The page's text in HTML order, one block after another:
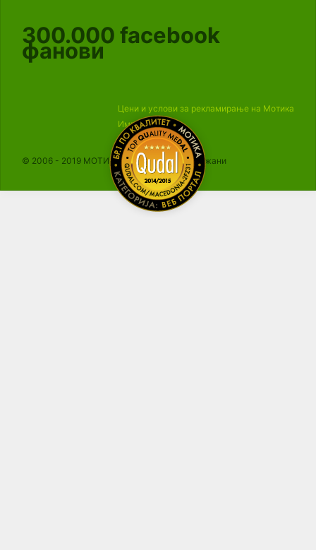
300.000 facebook
фанови
Цени и услови за рекламирање на Мотика
Импресум
© 2006 - 2019 МОТИКА, Сите права се задржани